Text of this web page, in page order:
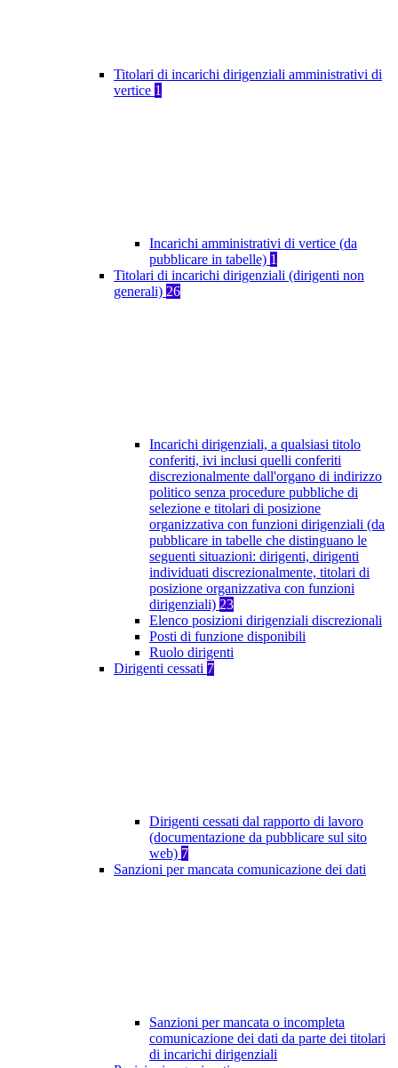
Titolari di incarichi dirigenziali amministrativi di
vertice 1
Incarichi amministrativi di vertice (da
pubblicare in tabelle) 1
Titolari di incarichi dirigenziali (dirigenti non
generali) 26
Incarichi dirigenziali, a qualsiasi titolo
conferiti, ivi inclusi quelli conferiti
discrezionalmente dall'organo di indirizzo
politico senza procedure pubbliche di
selezione e titolari di posizione
organizzativa con funzioni dirigenziali (da
pubblicare in tabelle che distinguano le
seguenti situazioni: dirigenti, dirigenti
individuati discrezionalmente, titolari di
posizione organizzativa con funzioni
dirigenziali) 23
Elenco posizioni dirigenziali discrezionali
Posti di funzione disponibili
Ruolo dirigenti
Dirigenti cessati 7
Dirigenti cessati dal rapporto di lavoro
(documentazione da pubblicare sul sito
web) 7
Sanzioni per mancata comunicazione dei dati
Sanzioni per mancata o incompleta
comunicazione dei dati da parte dei titolari
di incarichi dirigenziali